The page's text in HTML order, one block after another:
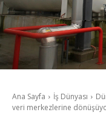
Ana Sayfa İş Dünyası
veri merkezlerine